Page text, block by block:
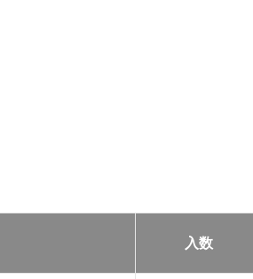
入数